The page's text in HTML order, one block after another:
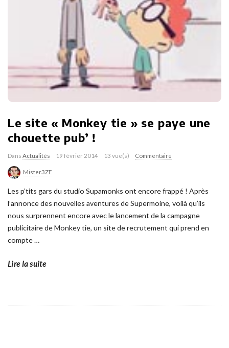
Le site « Monkey tie » se paye une
chouette pub’ !
Dans Actualités 19 février 2014 13 vue(s) Commentaire
Mister3ZE
Les p’tits gars du studio Supamonks ont encore frappé ! Après
l’annonce des nouvelles aventures de Supermoine, voilà qu’ils
nous surprennent encore avec le lancement de la campagne
publicitaire de Monkey tie, un site de recrutement qui prend en
compte…
Lire la suite